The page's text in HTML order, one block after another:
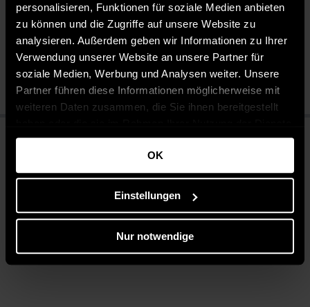
personalisieren, Funktionen für soziale Medien anbieten
zu können und die Zugriffe auf unsere Website zu
analysieren. Außerdem geben wir Informationen zu Ihrer
Verwendung unserer Website an unsere Partner für
soziale Medien, Werbung und Analysen weiter. Unsere
Partner führen diese Informationen möglicherweise mit
weiteren Daten zusammen, die Sie ihnen bereitgestellt
gesammelt haben.
OK
Einstellungen
Nur notwendige
Pflegehinweise
Bleichen nicht erlaubt
Nicht chemisch reinigen
Bügeln mit mittlerer Temperatur